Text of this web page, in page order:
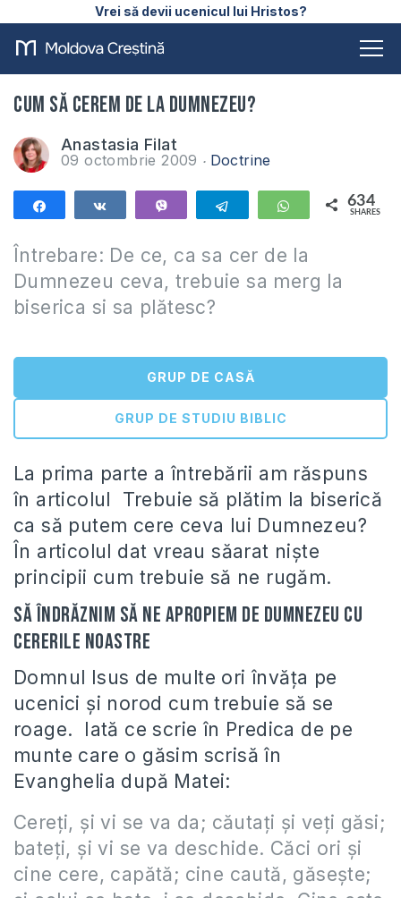
Vrei să devii ucenicul lui Hristos?
Cum să cerem de la Dumnezeu?
Anastasia Filat
09 octombrie 2009 Doctrine
Telegram WhatsApp
634
SHARES
Întrebare: De ce, ca sa cer de la
Dumnezeu ceva, trebuie sa merg la
biserica si sa plătesc?
GRUP DE CASĂ
GRUP DE STUDIU BIBLIC
La prima parte a întrebării am răspuns
în articolul Trebuie să plătim la biserică
ca să putem cere ceva lui Dumnezeu?
În articolul dat vreau săarat nişte
principii cum trebuie să ne rugăm.
Să îndrăznim să ne apropiem de Dumnezeu cu
cererile noastre
Domnul Isus de multe ori învăţa pe
ucenici şi norod cum trebuie să se
roage. Iată ce scrie în Predica de pe
munte care o găsim scrisă în
Evanghelia după Matei:
Cereţi, şi vi se va da; căutaţi şi veţi găsi;
bateţi, şi vi se va deschide. Căci ori şi
cine cere, capătă; cine caută, găseşte;